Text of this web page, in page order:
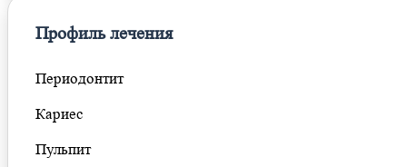
Профиль лечения
Периодонтит
Кариес
Пульпит